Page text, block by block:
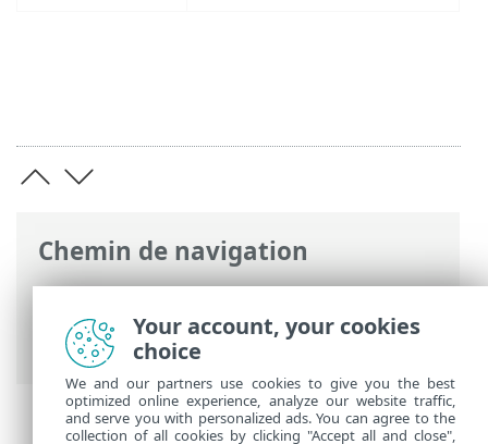
Chemin de navigation
Aide en ligne ESET>ESET Security for
Microsoft SharePoint>Aperçu>
Caractéristiques principales
Your account, your cookies
choice
We and our partners use cookies to give you the best
optimized online experience, analyze our website traffic,
and serve you with personalized ads. You can agree to the
collection of all cookies by clicking "Accept all and close",